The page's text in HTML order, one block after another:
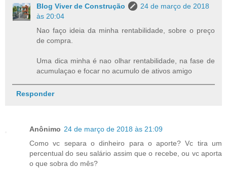
Blog Viver de Construção
24 de março de 2018
às 20:04
Nao faço ideia da minha rentabilidade, sobre o preço
de compra.
Uma dica minha é nao olhar rentabilidade, na fase de
acumulaçao e focar no acumulo de ativos amigo
Responder
Anônimo 24 de março de 2018 às 21:09
Como vc separa o dinheiro para o aporte? Vc tira um
percentual do seu salário assim que o recebe, ou vc aporta
o que sobra do mês?